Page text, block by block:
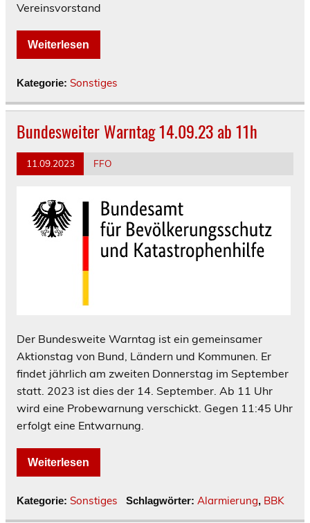
Vereinsvorstand
Weiterlesen
Kategorie: Sonstiges
Bundesweiter Warntag 14.09.23 ab 11h
11.09.2023 FFO
Der Bundesweite Warntag ist ein gemeinsamer
Aktionstag von Bund, Ländern und Kommunen. Er
findet jährlich am zweiten Donnerstag im September
statt. 2023 ist dies der 14. September. Ab 11 Uhr
wird eine Probewarnung verschickt. Gegen 11:45 Uhr
erfolgt eine Entwarnung.
Weiterlesen
Kategorie: Sonstiges Schlagwörter: Alarmierung, BBK